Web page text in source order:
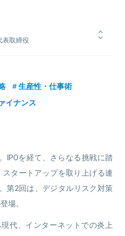
表取締役
ノロジーが生まれるたびに、その
場。また、リスク情報分析と危機
業を手がける戦略子会社を2017年
化したビッグデータ解析ソリュー
生産性・仕事術
イナンス
を経て、さらなる挑戦に踏
タートアップを取り上げる連
第2回は、デジタルリスク対策
場。
代、インターネットでの炎上